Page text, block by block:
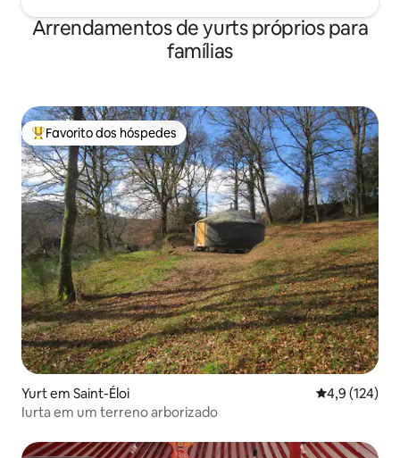
Arrendamentos de yurts próprios para
famílias
Favoritos dos hóspedes mais apreciados
Favorito dos hóspedes
Yurt em Saint-Éloi Classificação
4,9 (124)
Iurta em um terreno arborizado